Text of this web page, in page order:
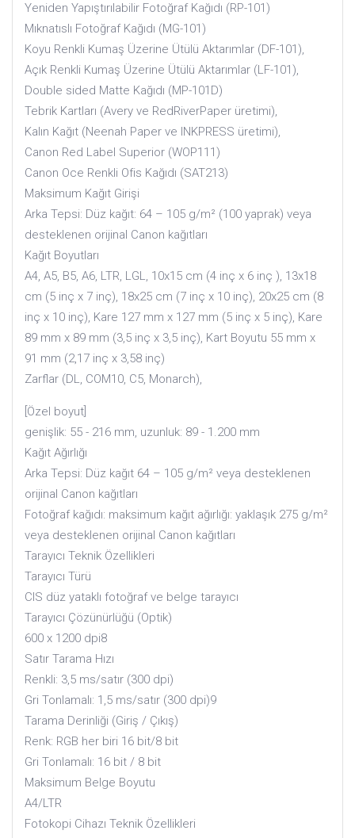
Yeniden Yapıştırılabilir Fotoğraf Kağıdı (RP-101)
Mıknatıslı Fotoğraf Kağıdı (MG-101)
Koyu Renkli Kumaş Üzerine Ütülü Aktarımlar (DF-101),
Açık Renkli Kumaş Üzerine Ütülü Aktarımlar (LF-101),
Double sided Matte Kağıdı (MP-101D)
Tebrik Kartları (Avery ve RedRiverPaper üretimi),
Kalın Kağıt (Neenah Paper ve INKPRESS üretimi),
Canon Red Label Superior (WOP111)
Canon Oce Renkli Ofis Kağıdı (SAT213)
Maksimum Kağıt Girişi
Arka Tepsi: Düz kağıt: 64 – 105 g/m² (100 yaprak) veya
desteklenen orijinal Canon kağıtları
Kağıt Boyutları
A4, A5, B5, A6, LTR, LGL, 10x15 cm (4 inç x 6 inç ), 13x18
cm (5 inç x 7 inç), 18x25 cm (7 inç x 10 inç), 20x25 cm (8
inç x 10 inç), Kare 127 mm x 127 mm (5 inç x 5 inç), Kare
89 mm x 89 mm (3,5 inç x 3,5 inç), Kart Boyutu 55 mm x
91 mm (2,17 inç x 3,58 inç)
Zarflar (DL, COM10, C5, Monarch),
[Özel boyut]
genişlik: 55 - 216 mm, uzunluk: 89 - 1.200 mm
Kağıt Ağırlığı
Arka Tepsi: Düz kağıt 64 – 105 g/m² veya desteklenen
orijinal Canon kağıtları
Fotoğraf kağıdı: maksimum kağıt ağırlığı: yaklaşık 275 g/m²
veya desteklenen orijinal Canon kağıtları
Tarayıcı Teknik Özellikleri
Tarayıcı Türü
CIS düz yataklı fotoğraf ve belge tarayıcı
Tarayıcı Çözünürlüğü (Optik)
600 x 1200 dpi8
Satır Tarama Hızı
Renkli: 3,5 ms/satır (300 dpi)
Gri Tonlamalı: 1,5 ms/satır (300 dpi)9
Tarama Derinliği (Giriş / Çıkış)
Renk: RGB her biri 16 bit/8 bit
Gri Tonlamalı: 16 bit / 8 bit
Maksimum Belge Boyutu
A4/LTR
Fotokopi Cihazı Teknik Özellikleri